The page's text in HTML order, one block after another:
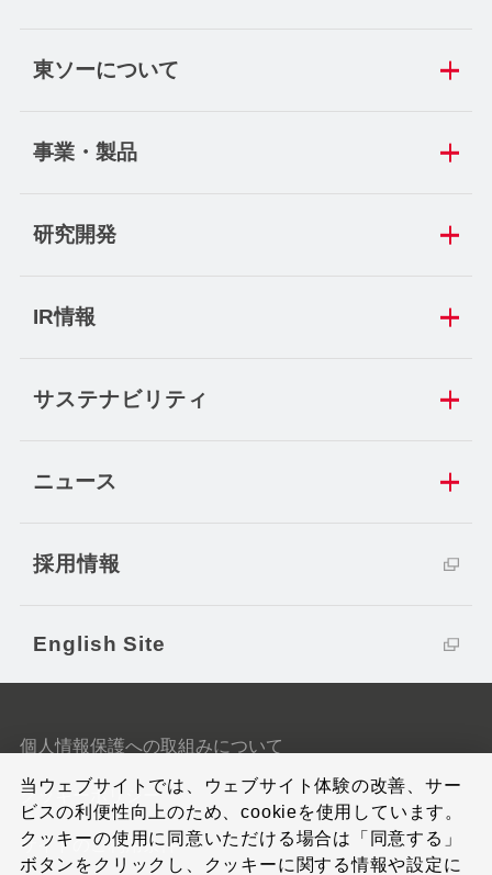
東ソーについて
事業・製品
研究開発
IR情報
サステナビリティ
ニュース
採用情報
English Site
個人情報保護への取組みについて
クッキーポリシー
サイトのご利用条件
当ウェブサイトでは、ウェブサイト体験の改善、サー
ビスの利便性向上のため、cookieを使用しています。
クッキーの使用に同意いただける場合は「同意する」
ボタンをクリックし、クッキーに関する情報や設定に